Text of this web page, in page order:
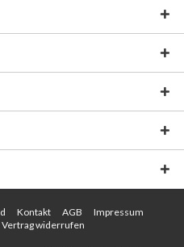
Kontakt AGB
Impressum
Vertrag widerrufen